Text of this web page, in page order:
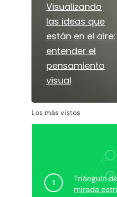
Visualizando
las ideas que
están en el aire:
entender el
pensamiento
visual
Los más vistos
Triángulo
mirada